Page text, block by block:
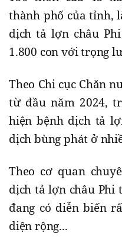
thành phố của tỉnh,
dịch tả lợn châu
1.800 con với trọng
Theo Chi cục Chăn
từ đầu năm 2024,
hiện bệnh dịch tả
dịch bùng phát ở
Theo cơ quan
dịch tả lợn châu Phi
đang có diễn biến
diện rộng...